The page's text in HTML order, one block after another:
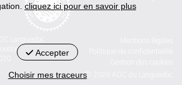
© 2026 AOC du Languedoc
cliquez ici pour en savoir plus
Accepter
Choisir mes traceurs